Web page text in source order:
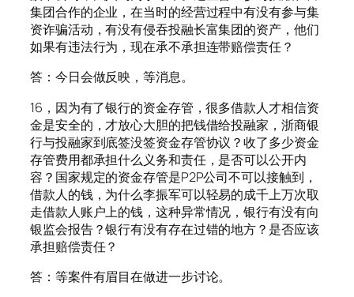
集团合作的企业，在当时的经营过程中有没有参与集
资诈骗活动，有没有侵吞投融长富集团的资产，他们
如果有违法行为，现在承不承担连带赔偿责任？
答：今日会做反映，等消息。
16，因为有了银行的资金存管，很多借款人才相信资
金是安全的，才放心大胆的把钱借给投融家，浙商银
行与投融家到底签没签资金存管协议？收了多少资金
存管费用都承担什么义务和责任，是否可以公开内
容？国家规定的资金存管是P2P公司不可以接触到，
借款人的钱，为什么李振军可以轻易的成千上万次取
走借款人账户上的钱，这种异常情况，银行有没有向
银监会报告？银行有没有存在过错的地方？是否应该
承担赔偿责任？
答：等案件有眉目在做进一步讨论。